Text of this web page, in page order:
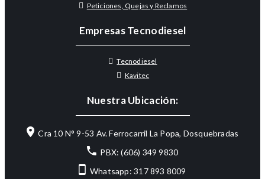
Peticiones, Quejas y Reclamos
Empresas Tecnodiesel
Tecnodiesel
Kavitec
Nuestra Ubicación:
Cra 10 N° 9-53 Av. Ferrocarril La Popa, Dosquebradas
PBX: (606) 349 9830
Whatsapp: 317 893 8009